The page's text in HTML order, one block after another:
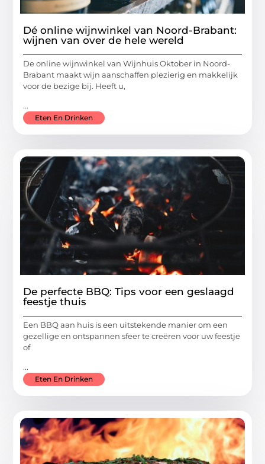
Dé online wijnwinkel van Noord-Brabant:
wijnen van over de hele wereld
De online wijnwinkel van Wijnhuis Oktober in Noord-
Brabant maakt wijn aanschaffen plezierig en makkelijk
voor de bezige bij. Heeft u,
...
Eten En Drinken
De perfecte BBQ: Tips voor een geslaagd
feestje thuis
Een BBQ aan huis is een uitstekende manier om een
gezellige en ontspannen sfeer te creëren voor uw feestje
of
...
Eten En Drinken